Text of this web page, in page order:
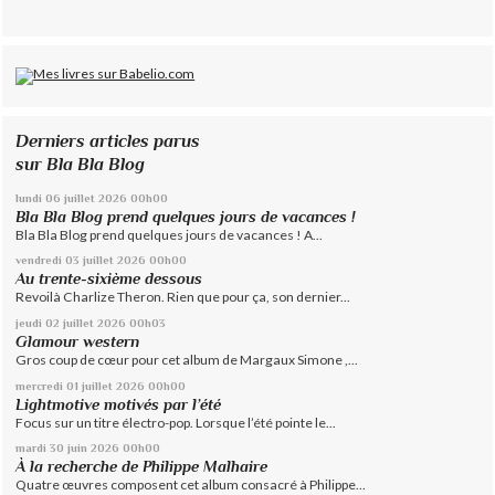
Derniers articles parus
sur Bla Bla Blog
lundi 06 juillet 2026 00h00
Bla Bla Blog prend quelques jours de vacances !
Bla Bla Blog prend quelques jours de vacances ! A...
vendredi 03 juillet 2026 00h00
Au trente-sixième dessous
Revoilà Charlize Theron. Rien que pour ça, son dernier...
jeudi 02 juillet 2026 00h03
Glamour western
Gros coup de cœur pour cet album de Margaux Simone ,...
mercredi 01 juillet 2026 00h00
Lightmotive motivés par l’été
Focus sur un titre électro-pop. Lorsque l’été pointe le...
mardi 30 juin 2026 00h00
À la recherche de Philippe Malhaire
Quatre œuvres composent cet album consacré à Philippe...